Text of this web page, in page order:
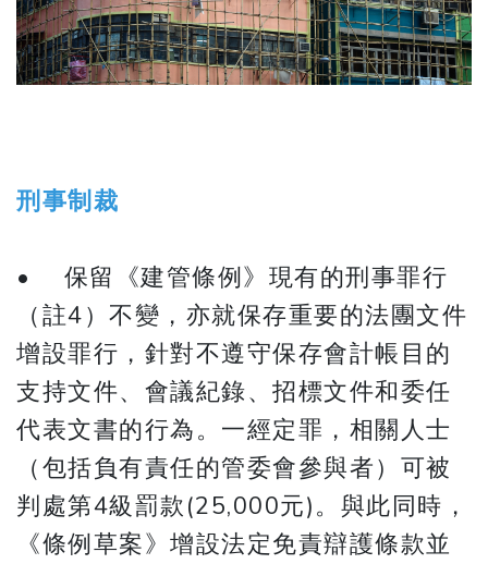
刑事制裁
• 保留《建管條例》現有的刑事罪行
（註4）不變，亦就保存重要的法團文件
增設罪行，針對不遵守保存會計帳目的
支持文件、會議紀錄、招標文件和委任
代表文書的行為。一經定罪，相關人士
（包括負有責任的管委會參與者）可被
判處第4級罰款(25,000元)。與此同時，
《條例草案》增設法定免責辯護條款並